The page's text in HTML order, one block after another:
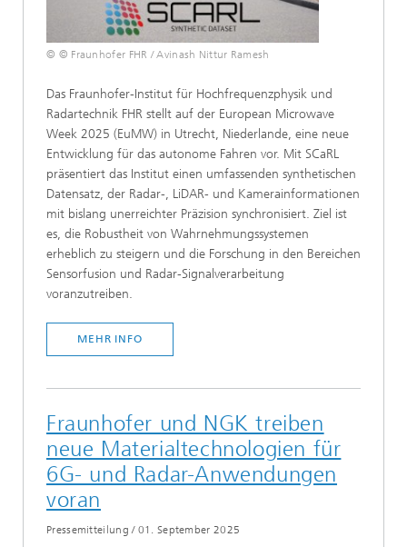
© © Fraunhofer FHR / Avinash Nittur Ramesh
Das Fraunhofer-Institut für Hochfrequenzphysik und
Radartechnik FHR stellt auf der European Microwave
Week 2025 (EuMW) in Utrecht, Niederlande, eine neue
Entwicklung für das autonome Fahren vor. Mit SCaRL
präsentiert das Institut einen umfassenden synthetischen
Datensatz, der Radar-, LiDAR- und Kamerainformationen
mit bislang unerreichter Präzision synchronisiert. Ziel ist
es, die Robustheit von Wahrnehmungssystemen
erheblich zu steigern und die Forschung in den Bereichen
Sensorfusion und Radar-Signalverarbeitung
voranzutreiben.
MEHR INFO
Fraunhofer und NGK treiben
neue Materialtechnologien für
6G- und Radar-Anwendungen
voran
Pressemitteilung / 01. September 2025